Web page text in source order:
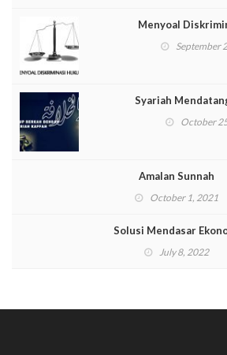
Menyoal
September
Syariah
October
Amalan Sunnah
October 1, 2021
Solusi Mendasar
July 8, 2022